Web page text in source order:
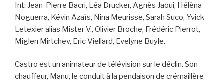
Int: Jean-Pierre Bacri, Léa Drucker, Agnès Jaoui, Hélèna
Noguerra, Kévin Azaïs, Nina Meurisse, Sarah Suco, Yvick
Letexier alias Mister V., Olivier Broche, Frédéric Pierrot,
Miglen Mirtchev, Eric Viellard, Evelyne Buyle.
Castro est un animateur de télévision sur le déclin. Son
chauffeur, Manu, le conduit à la pendaison de crémaillère